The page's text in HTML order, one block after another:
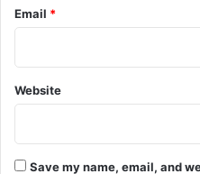
Email *
Website
Save my name, email, and